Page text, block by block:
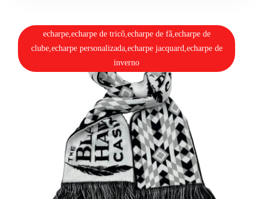
echarpe,echarpe de tricô,echarpe de fã,echarpe de
clube,echarpe personalizada,echarpe jacquard,echarpe de
inverno